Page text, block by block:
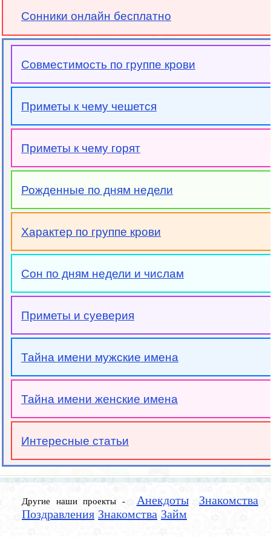
Сонники онлайн бесплатно
Совместимость по группе крови
Приметы к чему чешется
Приметы к чему горят
Рожденные по дням недели
Характер по группе крови
Сон по дням недели и числам
Приметы и суеверия
Тайна имени мужские имена
Тайна имени женские имена
Интересные статьи
Другие наши проекты - Анекдоты
Знакомства
Поздравления Знакомства Займ